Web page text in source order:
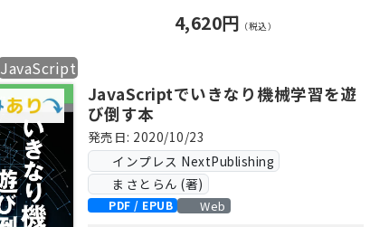
強力にお勧め』
―原著への読者の声
ラリのscikit-learnを使った手法を解
説。
分類の基本モデルに始まり、単層ニュー
ラルネットまでを実装するほか、データ
前処理、次元削減、
ハイパーパラメーターのチューニング、
4,620円 （税込）
JavaScript
JavaScriptでいきなり機械学習を遊
び倒す本
発売日: 2020/10/23
インプレス NextPublishing
まさとらん (著)
PDF / EPUB Web